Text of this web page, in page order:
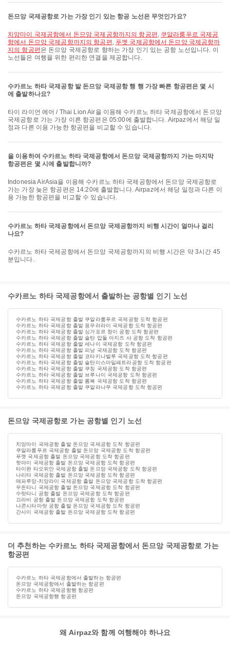
돈므앙 국제공항로 가는 가장 인기 있는 항공 노선은 무엇인가요?
치앙마이 국제공항에서 돈므앙 국제공항까지의 항공편 , 쿠알라룸푸르 국제공
항에서 돈므앙 국제공항까지의 항공편 , 푸껫 국제공항에서 돈므앙 국제공항까
지의 항공편 은 돈므앙 국제공항로 향하는 가장 인기 있는 공항 노선입니다. 이
노선들은 여행을 위한 편리한 연결을 제공합니다.
수카르노 하타 국제공항 발 돈므앙 국제공항 행 행 가장 빠른 항공편은 몇 시
에 출발하나요?
타이 라이언 에어 / Thai Lion Air을 이용해 수카르노 하타 국제공항에서 돈므앙
국제공항로 가는 가장 이른 항공편은 05:00에 출발합니다. Airpaz에서 해당 일
정과 다른 이용 가능한 항공편을 비교할 수 있습니다.
을 이용하여 수카르노 하타 국제공항에서 돈므앙 국제공항까지 가는 마지막
항공편은 몇 시에 출발합니까?
Indonesia AirAsia을 이용해 수카르노 하타 국제공항에서 돈므앙 국제공항로
가는 가장 늦은 항공편은 14:20에 출발합니다. Airpaz에서 해당 일정과 다른 이
용 가능한 항공편을 비교할 수 있습니다.
수카르노 하타 국제공항에서 돈므앙 국제공항까지 비행 시간이 얼마나 걸리
나요?
수카르노 하타 국제공항에서 돈므앙 국제공항까지의 비행 시간은 약 3시간 45
분입니다.
수카르노 하타 국제공항에서 출발하는 공항별 인기 노선
수카르노 하타 국제공항 출발 쿠알라룸푸르 국제공항 도착 항공편
수카르노 하타 국제공항 출발 응우라라이 국제공항 도착 항공편
수카르노 하타 국제공항 출발 싱가포르 창이 공항 도착 항공편
수카르노 하타 국제공항 출발 술탄 압둘 아지즈 샤 공항 도착 항공편
수카르노 하타 국제공항 출발 세나이 국제공항 도착 항공편
수카르노 하타 국제공항 출발 피낭 국제공항 도착 항공편
수카르노 하타 국제공항 출발 코타키나발루 국제공항 도착 항공편
수카르노 하타 국제공항 출발 술탄이스마일페트라공항 도착 항공편
수카르노 하타 국제공항 출발 쿠칭 국제공항 도착 항공편
수카르노 하타 국제공항 출발 브루나이 국제공항 도착 항공편
수카르노 하타 국제공항 출발 롬복 국제공항 도착 항공편
수카르노 하타 국제공항 출발 쿠알라나무 국제공항 도착 항공편
돈므앙 국제공항로 가는 공항별 인기 노선
치앙마이 국제공항 출발 돈므앙 국제공항 도착 항공편
쿠알라룸푸르 국제공항 출발 돈므앙 국제공항 도착 항공편
푸껫 국제공항 출발 돈므앙 국제공항 도착 항공편
핫야이 국제공항 출발 돈므앙 국제공항 도착 항공편
타이완 타오위안 국제공항 출발 돈므앙 국제공항 도착 항공편
나리타 국제공항 출발 돈므앙 국제공항 도착 항공편
매파루앙-치앙라이 국제공항 출발 돈므앙 국제공항 도착 항공편
우돈타니 국제공항 출발 돈므앙 국제공항 도착 항공편
수랏타니 공항 출발 돈므앙 국제공항 도착 항공편
끄라비 공항 출발 돈므앙 국제공항 도착 항공편
나콘시타마랏 공항 출발 돈므앙 국제공항 도착 항공편
간사이 국제공항 출발 돈므앙 국제공항 도착 항공편
더 추천하는 수카르노 하타 국제공항에서 돈므앙 국제공항로 가는
항공편
수카르노 하타 국제공항에서 출발하는 항공편
돈므앙 국제공항에서 출발하는 항공편
수카르노 하타 국제공항행 항공편
돈므앙 국제공항행 항공편
왜 Airpaz와 함께 여행해야 하나요